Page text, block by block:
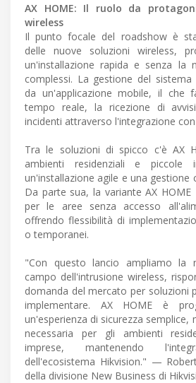
AX HOME: Il ruolo da
wireless
Il punto focale del roadshow è
delle nuove soluzioni wireless,
un'installazione rapida e senza la
complessi. La gestione del sistema
da un'applicazione mobile, il che
tempo reale, la ricezione di
incidenti attraverso l'integrazione
Tra le soluzioni di spicco c'è AX
ambienti residenziali e piccole
un'installazione agile e una gestione
Da parte sua, la variante AX
per le aree senza accesso
offrendo flessibilità di
o temporanei.
"Con questo lancio ampliamo la
campo dell'intrusione wireless,
domanda del mercato per soluzioni
implementare. AX HOME è
un'esperienza di sicurezza semplice,
necessaria per gli ambienti
imprese, mantenendo
dell'ecosistema Hikvision." —
della divisione New Business di